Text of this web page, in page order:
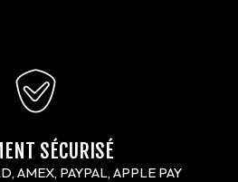
SÉCURISÉ
AMEX, PAYPAL, APPLE PAY